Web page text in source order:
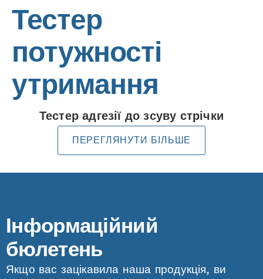
Тестер
потужності
утримання
Тестер адгезії до зсуву стрічки
ПЕРЕГЛЯНУТИ БІЛЬШЕ
Інформаційний
бюлетень
Якщо вас зацікавила наша продукція, ви